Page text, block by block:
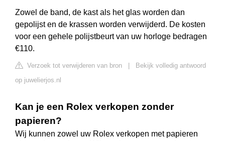
Zowel de band, de kast als het glas worden dan
gepolijst en de krassen worden verwijderd. De kosten
voor een gehele polijstbeurt van uw horloge bedragen
€110.
Verzoek tot verwijderen van bron
Bekijk volledig antwoord
op juwelierjos.nl
Kan je een Rolex verkopen zonder
papieren?
Wij kunnen zowel uw Rolex verkopen met papieren